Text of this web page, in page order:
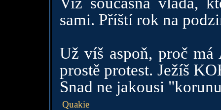
sami. Příští rok na
Už víš aspoň, proč
prostě protest. Ježíš
Snad ne jakousi
Quakie